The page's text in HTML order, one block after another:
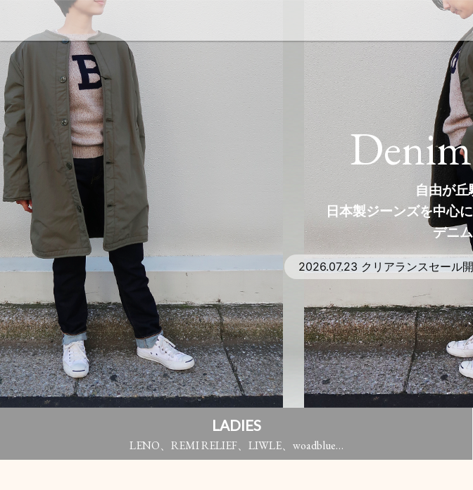
Denim Cellar.
自由が丘
日本製ジーンズを中心
デニ
2026.07.23 クリアランスセール
LADIES
LENO、REMI RELIEF、LIWLE、woadblue…